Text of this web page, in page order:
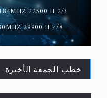
22500 H 2/3
29900 H 7/8
خطب الجمعة الأخيرة